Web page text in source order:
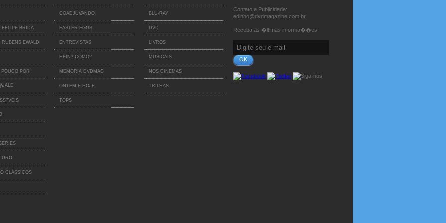
FELIPE BRIDA
RUBENS EWALD
POR
CLÁSSICOS
COADJUVANDO
EASTER EGGS
ENTREVISTAS
HEIN? COMO?
MEMÓRIA DVDMAG
ONTEM E HOJE
TOPS
BLU-RAY
DVD
LIVROS
MUSICAIS
NOS CINEMAS
TRILHAS
Contato e Publicidade:
edinho@dvdmagazine.com.br
Receba as �ltimas informa��es.
OK